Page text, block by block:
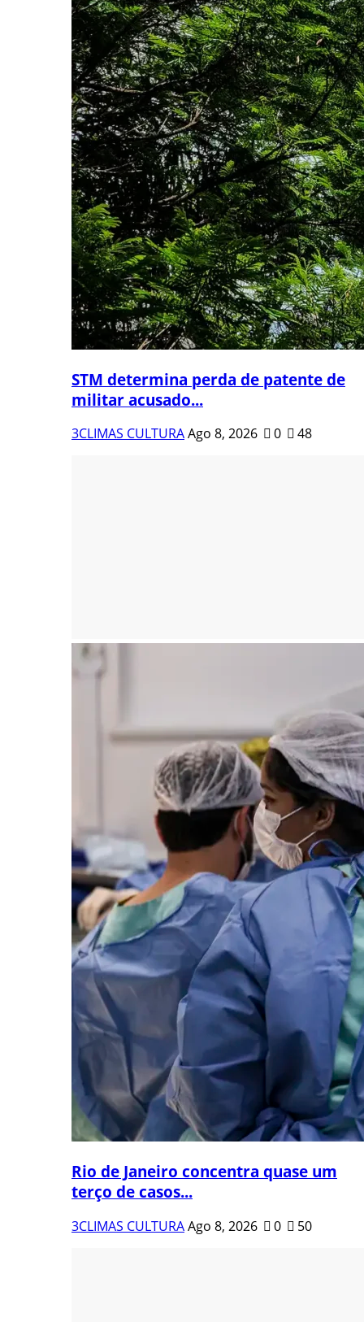
STM determina perda de patente de
militar acusado...
3CLIMAS CULTURAAgo 8, 2026 0 48
Rio de Janeiro concentra quase um
terço de casos...
3CLIMAS CULTURAAgo 8, 2026 0 50